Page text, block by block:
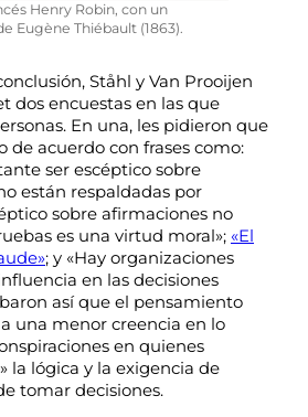
Henry Robin, con un
Eugène Thiébault (1863).
Ståhl y Van Prooijen
dos encuestas en las que
En una, les pidieron que
de acuerdo con frases como:
ser escéptico sobre
están respaldadas por
sobre afirmaciones no
es una virtud moral»; «El
; y «Hay organizaciones
en las decisiones
así que el pensamiento
una menor creencia en lo
en quienes
la lógica y la exigencia de
tomar decisiones.